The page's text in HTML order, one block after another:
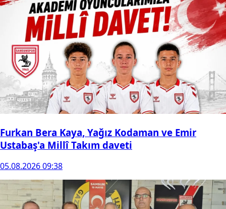
Furkan Bera Kaya, Yağız Kodaman ve Emir
Ustabaş'a Millî Takım daveti
05.08.2026 09:38